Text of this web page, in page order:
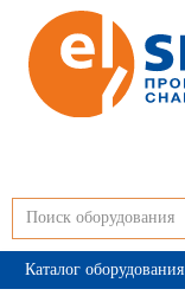
Каталог оборудования